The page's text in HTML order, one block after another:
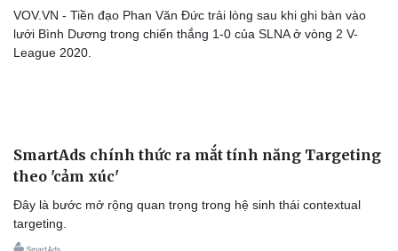
VOV.VN - Tiền đạo Phan Văn Đức trải lòng sau khi ghi bàn vào
lưới Bình Dương trong chiến thắng 1-0 của SLNA ở vòng 2 V-
League 2020.